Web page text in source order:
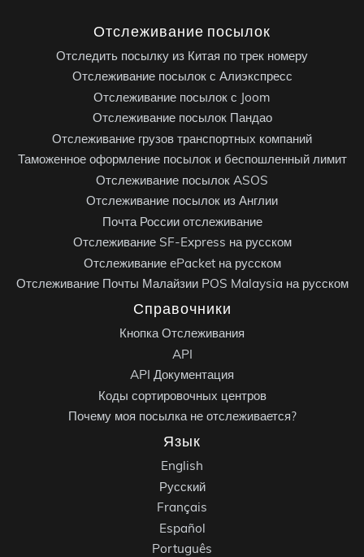
Отслеживание посылок
Отследить посылку из Китая по трек номеру
Отслеживание посылок с Алиэкспресс
Отслеживание посылок с Joom
Отслеживание посылок Пандао
Отслеживание грузов транспортных компаний
Таможенное оформление посылок и беспошленный лимит
Отслеживание посылок ASOS
Отслеживание посылок из Англии
Почта России отслеживание
Отслеживание SF-Express на русском
Отслеживание ePacket на русском
Отслеживание Почты Малайзии POS Malaysia на русском
Справочники
Кнопка Отслеживания
API
API Документация
Коды сортировочных центров
Почему моя посылка не отслеживается?
Язык
English
Русский
Français
Español
Português